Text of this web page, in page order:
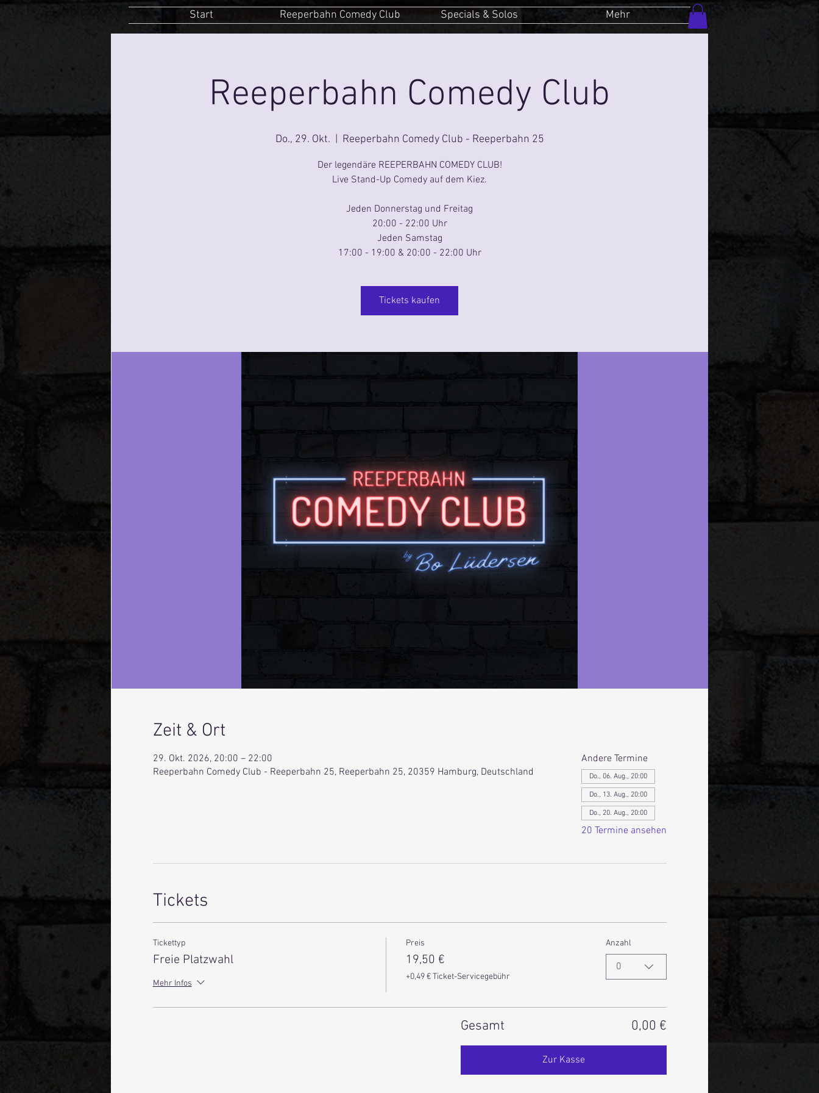
Start Reeperbahn Comedy Club Specials & Solos Mehr
Reeperbahn Comedy Club
Do., 29. Okt. Reeperbahn Comedy Club - Reeperbahn 25
Der legendäre REEPERBAHN COMEDY CLUB!
Live Stand-Up Comedy auf dem Kiez.
Jeden Donnerstag und Freitag
20:00 - 22:00 Uhr
Jeden Samstag
17:00 - 19:00 & 20:00 - 22:00 Uhr
Tickets kaufen
Zeit & Ort
29. Okt. 2026, 20:00 – 22:00
Reeperbahn Comedy Club - Reeperbahn 25, Reeperbahn 25, 20359 Hamburg, Deutschland
Andere Termine
Do., 06. Aug., 20:00
Do., 13. Aug., 20:00
Do., 20. Aug., 20:00
20 Termine ansehen
Tickets
Tickettyp
Freie Platzwahl
Mehr Infos
Preis
19,50 €
+0,49 € Ticket-Servicegebühr
Anzahl
0
Gesamt 0,00 €
Zur Kasse